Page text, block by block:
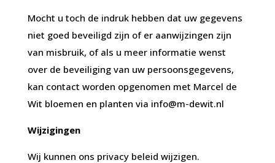
Mocht u toch de indruk hebben dat uw gegevens
niet goed beveiligd zijn of er aanwijzingen zijn
van misbruik, of als u meer informatie wenst
over de beveiliging van uw persoonsgegevens,
kan contact worden opgenomen met Marcel de
Wit bloemen en planten via info@m-dewit.nl
Wijzigingen
Wij kunnen ons privacy beleid wijzigen.